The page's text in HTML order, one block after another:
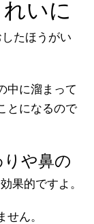
いに
たほうがい
中に溜まって
とになるので
や鼻の
果的ですよ。
ん。